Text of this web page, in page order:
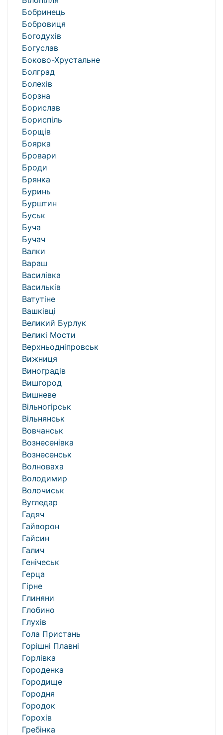
Бобринець
Бобровиця
Богодухів
Богуслав
Боково-Хрустальне
Болград
Болехів
Борзна
Борислав
Бориспіль
Борщів
Боярка
Бровари
Броди
Брянка
Буринь
Бурштин
Буськ
Буча
Бучач
Валки
Вараш
Василівка
Васильків
Ватутіне
Вашківці
Великий Бурлук
Великі Мости
Верхньодніпровськ
Вижниця
Виноградів
Вишгород
Вишневе
Вільногірськ
Вільнянськ
Вовчанськ
Вознесенівка
Вознесенськ
Волноваха
Володимир
Волочиськ
Вугледар
Гадяч
Гайворон
Гайсин
Галич
Генічеськ
Герца
Гірне
Глиняни
Глобино
Глухів
Гола Пристань
Горішні Плавні
Горлівка
Городенка
Городище
Городня
Городок
Горохів
Гребінка